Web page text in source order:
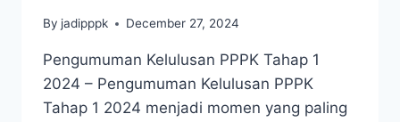
By jadipppk December 27, 2024
Pengumuman Kelulusan PPPK Tahap 1
2024 – Pengumuman Kelulusan PPPK
Tahap 1 2024 menjadi momen yang paling